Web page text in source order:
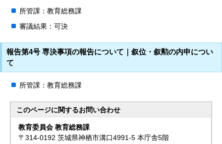
所管課：教育総務課
審議結果：可決
報告第4号 専決事項の報告について｜叙位・叙勲の内申につい
て
所管課：教育総務課
このページに関するお問い合わせ
教育委員会 教育総務課
〒314-0192 茨城県神栖市溝口4991-5 本庁舎5階